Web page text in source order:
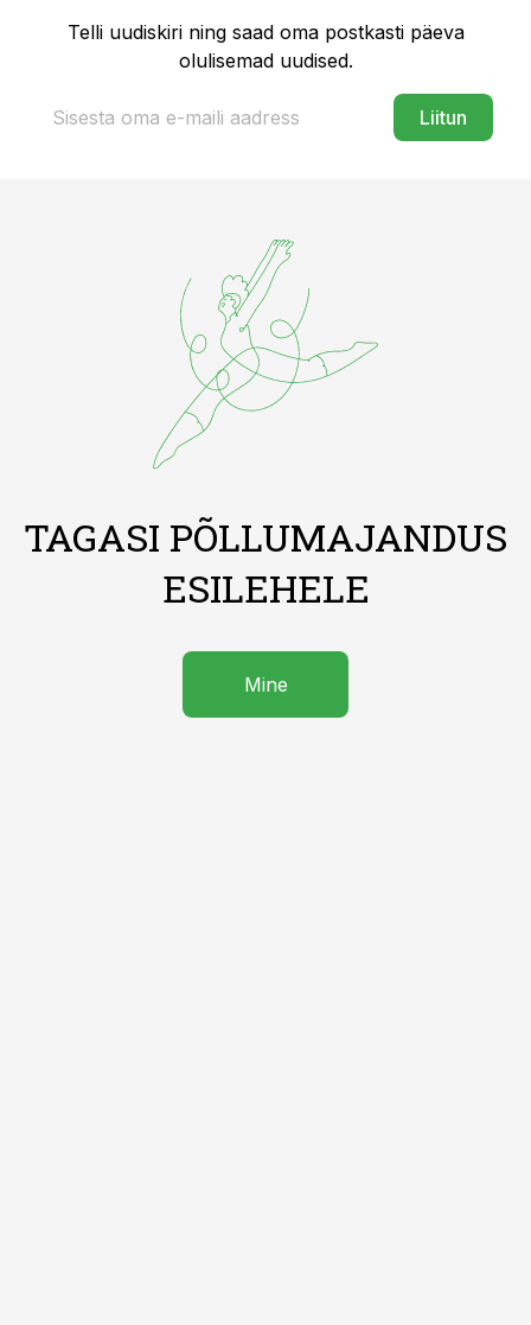
Telli uudiskiri ning saad oma postkasti päeva
olulisemad uudised.
Liitun
TAGASI PÕLLUMAJANDUS
ESILEHELE
Mine